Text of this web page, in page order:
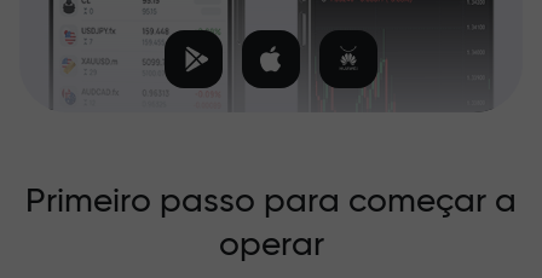
Primeiro passo para começar a
operar